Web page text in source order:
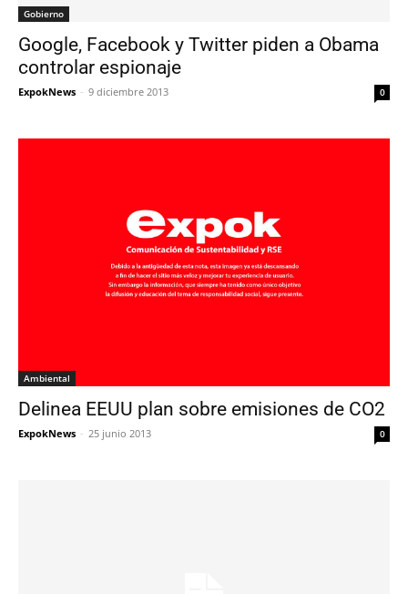
Gobierno
Google, Facebook y Twitter piden a Obama
controlar espionaje
ExpokNews - 9 diciembre 2013 0
Ambiental
Delinea EEUU plan sobre emisiones de CO2
ExpokNews - 25 junio 2013 0